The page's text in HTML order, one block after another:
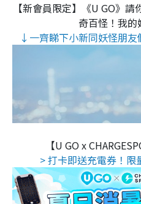
【新會員限定】《U GO》
奇百怪！我的
↓一齊睇下小新同妖怪朋
【U GO x
> 打卡即送充電券！